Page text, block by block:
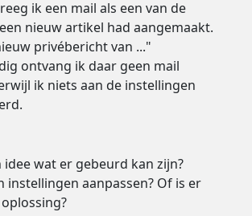
ik een mail als een van de
nieuw artikel had aangemaakt.
privébericht van ..."
ontvang ik daar geen mail
ik niets aan de instellingen
idee wat er gebeurd kan zijn?
instellingen aanpassen? Of is er